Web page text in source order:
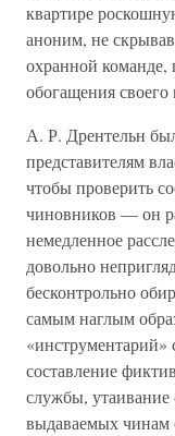
квартире
аноним, не
охранной
обогащения своего
А. Р. Дрентельн
представителям
чтобы проверить
чиновников — он
немедленное
довольно
бесконтрольно
самым наглым
«инструментарий»
составление
службы, утаивание
выдаваемых чинам